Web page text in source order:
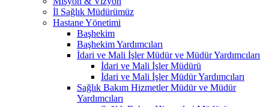
İl Sağlık Müdürümüz
Hastane Yönetimi
Başhekim
Başhekim Yardımcıları
İdari ve Mali İşler Müdür ve Müdür Yardımcıları
İdari ve Mali İşler Müdürü
İdari ve Mali İşler Müdür Yardımcıları
Sağlık Bakım Hizmetler Müdür ve Müdür
Yardımcıları